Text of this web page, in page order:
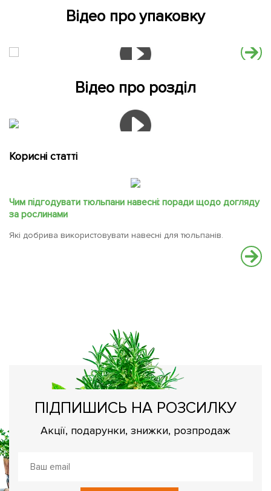
Відео про упаковку
Відео про розділ
Корисні статті
Чим підгодувати тюльпани навесні: поради щодо догляду
за рослинами
Які добрива використовувати навесні для тюльпанів.
ПІДПИШИСЬ НА РОЗСИЛКУ
Акції, подарунки, знижки, розпродаж